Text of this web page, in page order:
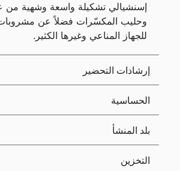
إسنشيالي تشكيلة واسعة وشهية من
وحليب المكسّرات فضلاً عن
للجهاز المناعي وغيرها الكثير.
إرشادات التحضير
الحساسية
بلد المنشأ
التخزين